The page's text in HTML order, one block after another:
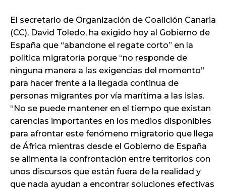
El secretario de Organización de Coalición Canaria
(CC), David Toledo, ha exigido hoy al Gobierno de
España que “abandone el regate corto” en la
política migratoria porque “no responde de
ninguna manera a las exigencias del momento”
para hacer frente a la llegada continua de
personas migrantes por vía marítima a las islas.
“No se puede mantener en el tiempo que existan
carencias importantes en los medios disponibles
para afrontar este fenómeno migratorio que llega
de África mientras desde el Gobierno de España
se alimenta la confrontación entre territorios con
unos discursos que están fuera de la realidad y
que nada ayudan a encontrar soluciones efectivas